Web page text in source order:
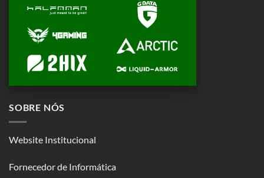
SOBRE NÓS
Website Institucional
Fornecedor de Informática